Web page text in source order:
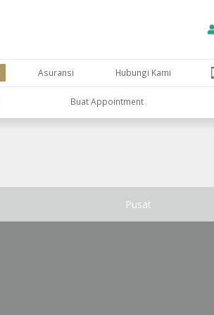
Asuransi Hubungi Kami
Buat Appointment
Pusat